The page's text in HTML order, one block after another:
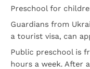
Preschool for
Guardians from
a tourist visa, can
Public preschool is
hours a week. After